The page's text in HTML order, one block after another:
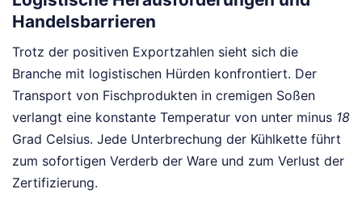
Handelsbarrieren
Trotz der positiven Exportzahlen sieht sich die
Branche mit logistischen Hürden konfrontiert. Der
Transport von Fischprodukten in cremigen Soßen
verlangt eine konstante Temperatur von unter minus 18
Grad Celsius. Jede Unterbrechung der Kühlkette führt
zum sofortigen Verderb der Ware und zum Verlust der
Zertifizierung.